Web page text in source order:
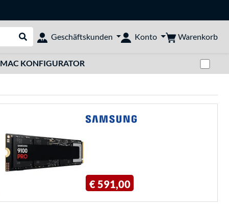
Suche durchführen
Geschäftskunden Konto Warenkorb
MAC KONFIGURATOR
€ 591,00